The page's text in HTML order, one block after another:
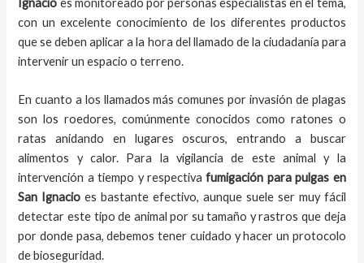
con un excelente conocimiento de los diferentes productos
que se deben aplicar a la hora del llamado de la ciudadanía para
intervenir un espacio o terreno.
En cuanto a los llamados más comunes por invasión de plagas
son los roedores, comúnmente conocidos como ratones o
ratas anidando en lugares oscuros, entrando a buscar
alimentos y calor. Para la vigilancia de este animal y la
intervención a tiempo y respectivafumigación para pulgas en
San Ignacio es bastante efectivo, aunque suele ser muy fácil
detectar este tipo de animal por su tamaño y rastros que deja
por donde pasa, debemos tener cuidado y hacer un protocolo
de bioseguridad.